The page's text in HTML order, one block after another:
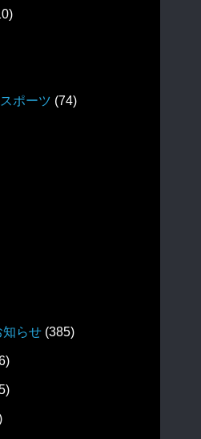
ポーツ (74)
知らせ (385)